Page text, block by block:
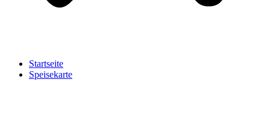
Startseite
Speisekarte